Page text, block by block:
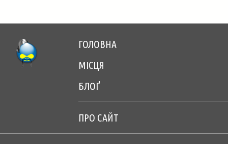
Footer
menu
center
ГОЛОВНА
МІСЦЯ
БЛОҐ
Footer
ПРО САЙТ